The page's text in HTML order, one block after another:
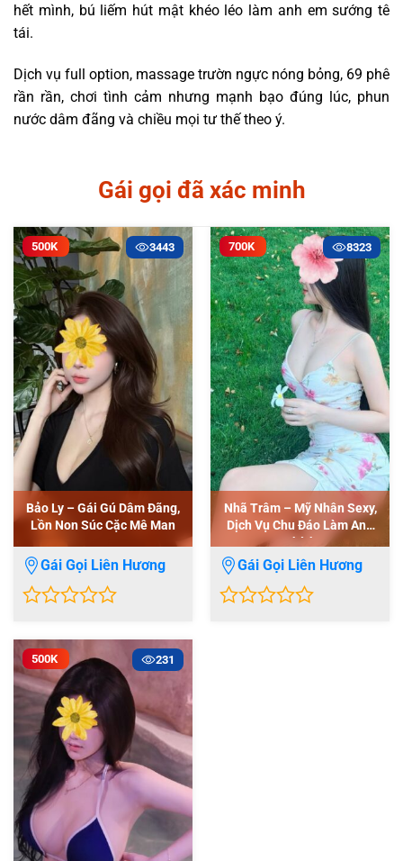
hết mình, bú liếm hút mật khéo léo làm anh em sướng tê
tái.
Dịch vụ full option, massage trườn ngực nóng bỏng, 69 phê
rần rần, chơi tình cảm nhưng mạnh bạo đúng lúc, phun
nước dâm đãng và chiều mọi tư thế theo ý.
Gái gọi đã xác minh
3443
Bảo Ly – Gái Gú Dâm Đãng,
Lồn Non Súc Cặc Mê Man
500K
Gái Gọi Liên Hương
out
of
5
8323
Nhã Trâm – Mỹ Nhân Sexy,
Dịch Vụ Chu Đáo Làm Anh
Thích
700K
Gái Gọi Liên Hương
231
500K